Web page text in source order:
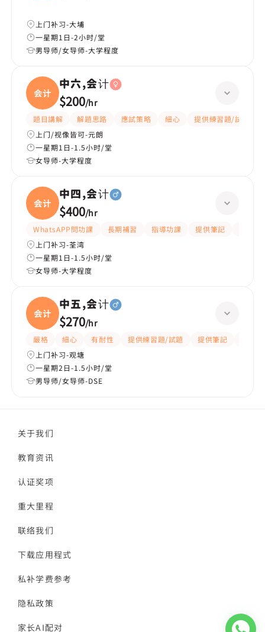
上门补习-大埔
一星期1日-2小时/堂
男导师/女导师-大学程度
会计
中六,会计
$200/hr
題目講解 解題思路 應試策略 細心 提供練習題/試題
上门/视像皆可-元朗
一星期1日-1.5小时/堂
女导师-大学程度
会计
中四,会计
$400/hr
WhatsAPP問功課 長期補習 指導功課 提供筆記
上门补习-荃湾
一星期1日-1.5小时/堂
女导师-大学程度
会计
中五,会计
$270/hr
嚴格 細心 有耐性 提供練習題/試題 提供筆記
上门补习-观塘
一星期2日-1.5小时/堂
男导师/女导师-DSE
关于我们
教育资讯
认证奖项
重大里程
联络我们
下载应用程式
私补学费参考
隐私政策
家长AI配对